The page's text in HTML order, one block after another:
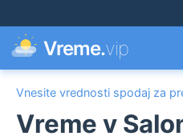
Vreme.vip
Vnesite vrednosti spodaj za
Vreme v